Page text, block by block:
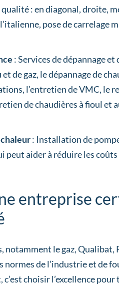
: en diagonal, droite,
pose de carrelage
: Services de dépannage
de gaz, le dépannage de
l’entretien de VMC, le
de chaudières à fioul et
: Installation de
peut aider à réduire les
entreprise
le gaz, Qualibat,
normes de l’industrie et de
choisir l’excellence